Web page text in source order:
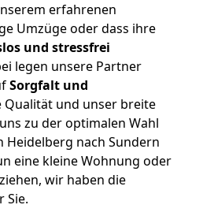
erfahrenen
Umzüge oder dass ihre
und stressfrei
legen unsere Partner
Sorgfalt und
Qualität und unser breite
zu der optimalen Wahl
nach Sundern
eine kleine Wohnung oder
wir haben die
Sie.